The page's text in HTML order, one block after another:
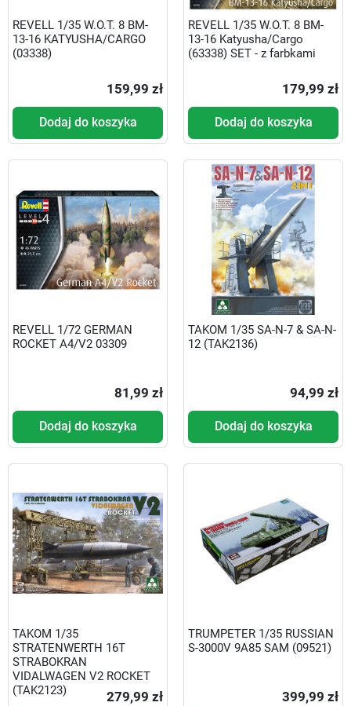
REVELL 1/35 W.O.T. 8 BM-
13-16 KATYUSHA/CARGO
(03338)
159,99 zł
Dodaj do koszyka
REVELL 1/35 W.O.T. 8 BM-
13-16 Katyusha/Cargo
(63338) SET - z farbkami
179,99 zł
Dodaj do koszyka
REVELL 1/72 GERMAN
ROCKET A4/V2 03309
81,99 zł
Dodaj do koszyka
TAKOM 1/35 SA-N-7 & SA-N-
12 (TAK2136)
94,99 zł
Dodaj do koszyka
TAKOM 1/35
STRATENWERTH 16T
STRABOKRAN
VIDALWAGEN V2 ROCKET
(TAK2123)
279,99 zł
TRUMPETER 1/35 RUSSIAN
S-3000V 9A85 SAM (09521)
399,99 zł